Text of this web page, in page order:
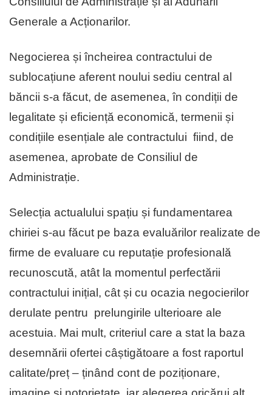
Generale a Acționarilor.
Negocierea și încheirea contractului de
sublocațiune aferent noului sediu central al
băncii s-a făcut, de asemenea, în condiții de
legalitate și eficiență economică, termenii și
condițiile esențiale ale contractului fiind, de
asemenea, aprobate de Consiliul de
Administrație.
Selecția actualului spațiu și fundamentarea
chiriei s-au făcut pe baza evaluărilor realizate de
firme de evaluare cu reputație profesională
recunoscută, atât la momentul perfectării
contractului inițial, cât și cu ocazia negocierilor
derulate pentru prelungirile ulterioare ale
acestuia. Mai mult, criteriul care a stat la baza
desemnării ofertei câștigătoare a fost raportul
calitate/preț – ținând cont de poziționare,